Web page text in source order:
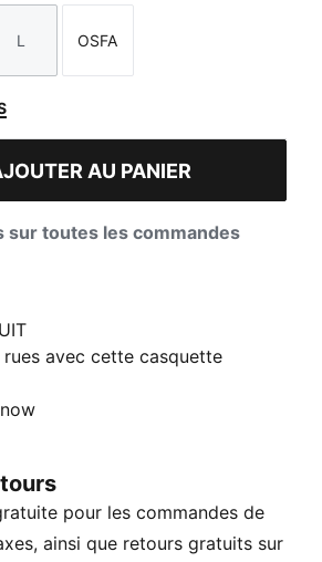
Taille
L
Taille
OSFA
souhaitsAU PANIER
sur toutes les commandes
rues avec cette casquette
logo PUMA Cat brodé en 3D. La
le design à six panneaux avec
et une style classiques. Parfait
ET AVANTAGES
moins 50 % de matériaux
pour les commandes de
ainsi que retours gratuits sur